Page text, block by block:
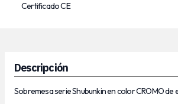
Certificado CE
Descripción
Sobremesa serie Shubunkin en color CROMO de